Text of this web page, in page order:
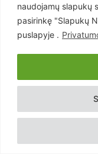
naudojamų slapukų
pasirinkę "Slapukų
puslapyje .